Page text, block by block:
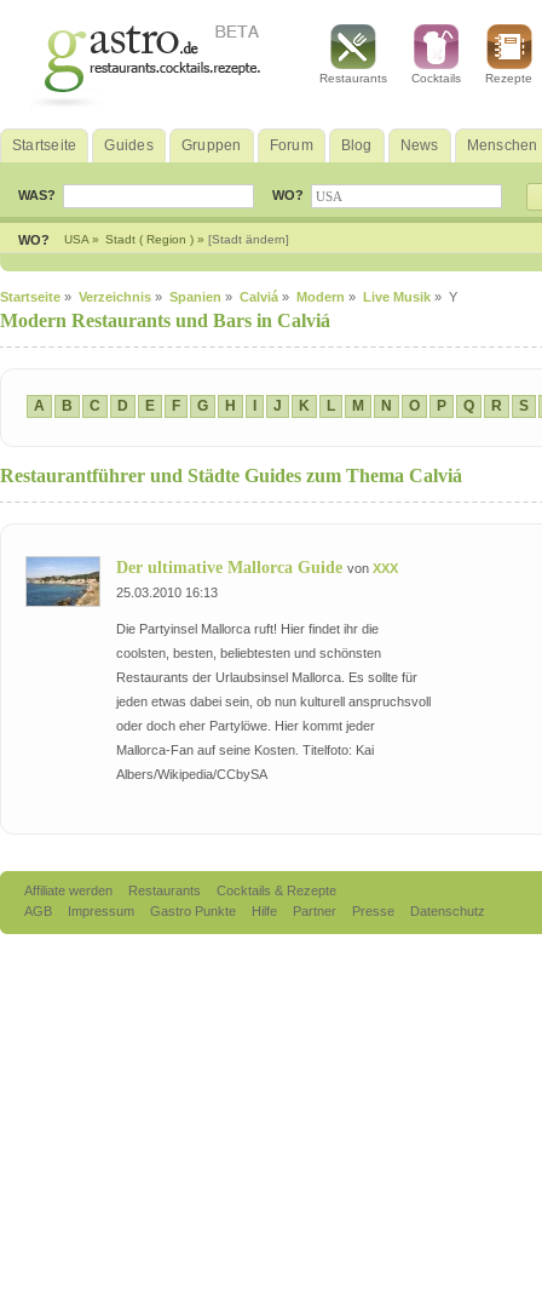
Restaurants Cocktails Rezepte
Startseite Guides Gruppen Forum Blog News Menschen
WAS? WO?
WO? USA » Stadt ( Region ) » [Stadt ändern]
Startseite » Verzeichnis » Spanien » Calviá » Modern » Live Musik » Y
Modern Restaurants und Bars in Calviá
A B C D E F G H J K L M N O P Q R S
Restaurantführer und Städte Guides zum Thema Calviá
Der ultimative Mallorca Guide von XXX
25.03.2010 16:13
Die Partyinsel Mallorca ruft! Hier findet ihr die
coolsten, besten, beliebtesten und schönsten
Restaurants der Urlaubsinsel Mallorca. Es sollte für
jeden etwas dabei sein, ob nun kulturell anspruchsvoll
oder doch eher Partylöwe. Hier kommt jeder
Mallorca-Fan auf seine Kosten. Titelfoto: Kai
Albers/Wikipedia/CCbySA
Affiliate werden Restaurants
Cocktails & Rezepte
AGB
Impressum Gastro Punkte Hilfe Partner Presse Datenschutz